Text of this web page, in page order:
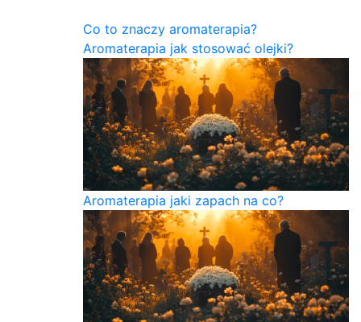
Co to znaczy aromaterapia?
Aromaterapia jak stosować olejki?
Aromaterapia jaki zapach na co?